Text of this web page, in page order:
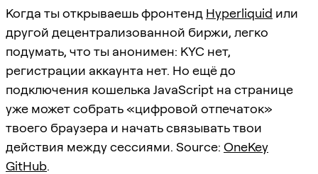
Когда ты открываешь фронтенд Hyperliquid или
другой децентрализованной биржи, легко
подумать, что ты анонимен: KYC нет,
регистрации аккаунта нет. Но ещё до
подключения кошелька JavaScript на странице
уже может собрать «цифровой отпечаток»
твоего браузера и начать связывать твои
действия между сессиями. Source: OneKey
GitHub.